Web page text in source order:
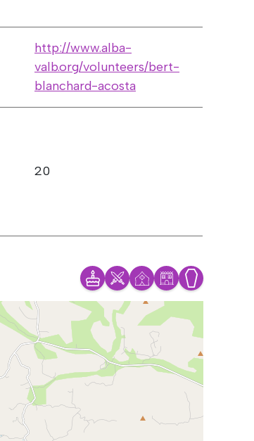
http://www.alba-
valb.org/volunteers/bert-
blanchard-acosta
20